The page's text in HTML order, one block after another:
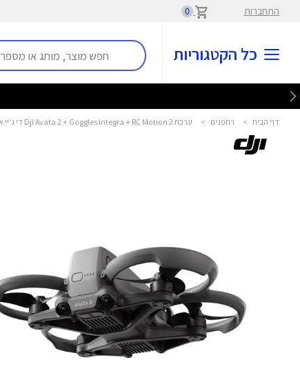
התחברות 0
כל הקטגוריות
דף הבית > רחפנים > ערכת Dji Avata 2 + Goggles Integra + RC Motion 2 די ג'יי איי - DJI